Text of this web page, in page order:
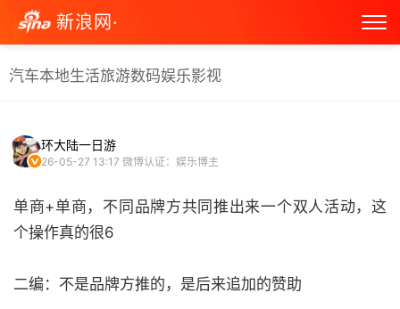
新浪网·
汽车本地生活旅游数码娱乐影视
环大陆一日游
26-05-27 13:17 微博认证：娱乐博主
单商+单商，不同品牌方共同推出来一个双人活动，这
个操作真的很6
二编：不是品牌方推的，是后来追加的赞助 ​